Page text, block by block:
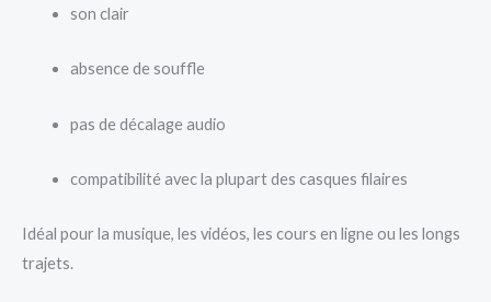
son clair
absence de souffle
pas de décalage audio
compatibilité avec la plupart des casques filaires
Idéal pour la musique, les vidéos, les cours en ligne ou les longs
trajets.